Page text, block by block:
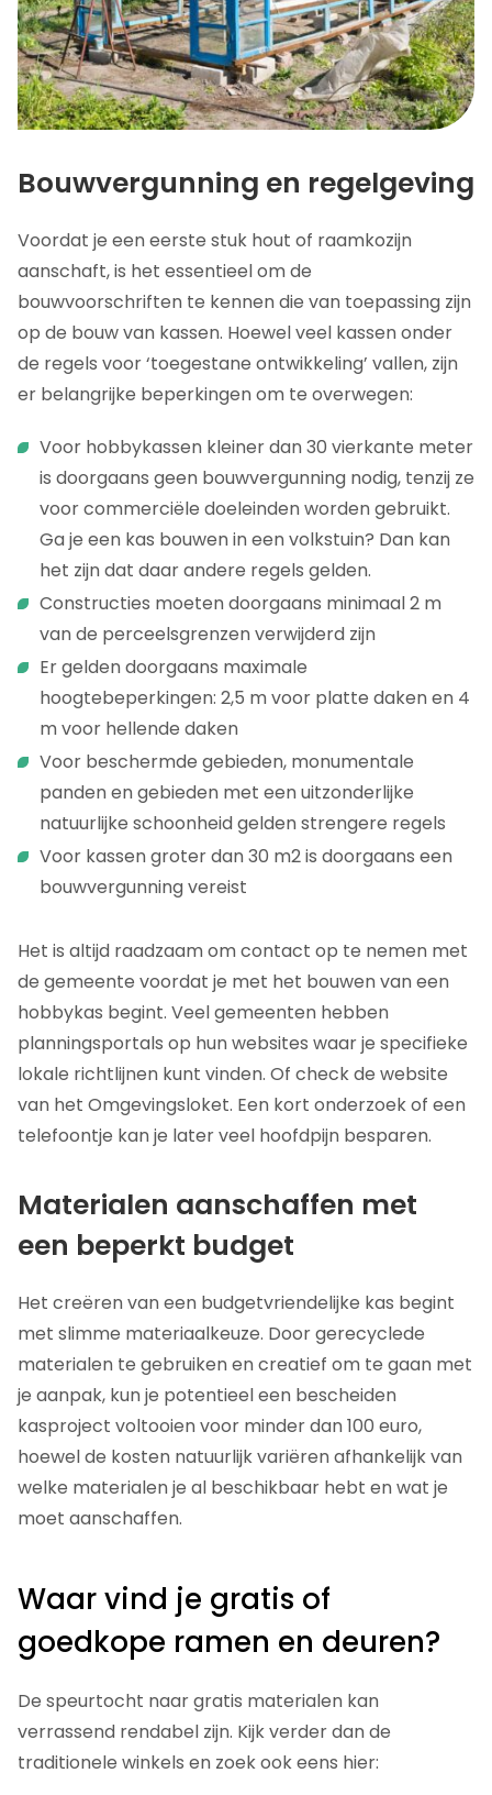
Bouwvergunning en regelgeving
Voordat je een eerste stuk hout of raamkozijn
aanschaft, is het essentieel om de
bouwvoorschriften te kennen die van toepassing zijn
op de bouw van kassen. Hoewel veel kassen onder
de regels voor ‘toegestane ontwikkeling’ vallen, zijn
er belangrijke beperkingen om te overwegen:
Voor hobbykassen kleiner dan 30 vierkante meter
is doorgaans geen bouwvergunning nodig, tenzij ze
voor commerciële doeleinden worden gebruikt.
Ga je een kas bouwen in een volkstuin? Dan kan
het zijn dat daar andere regels gelden.
Constructies moeten doorgaans minimaal 2 m
van de perceelsgrenzen verwijderd zijn
Er gelden doorgaans maximale
hoogtebeperkingen: 2,5 m voor platte daken en 4
m voor hellende daken
Voor beschermde gebieden, monumentale
panden en gebieden met een uitzonderlijke
natuurlijke schoonheid gelden strengere regels
Voor kassen groter dan 30 m2 is doorgaans een
bouwvergunning vereist
Het is altijd raadzaam om contact op te nemen met
de gemeente voordat je met het bouwen van een
hobbykas begint. Veel gemeenten hebben
planningsportals op hun websites waar je specifieke
lokale richtlijnen kunt vinden. Of check de website
van het Omgevingsloket. Een kort onderzoek of een
telefoontje kan je later veel hoofdpijn besparen.
Materialen aanschaffen met
een beperkt budget
Het creëren van een budgetvriendelijke kas begint
met slimme materiaalkeuze. Door gerecyclede
materialen te gebruiken en creatief om te gaan met
je aanpak, kun je potentieel een bescheiden
kasproject voltooien voor minder dan 100 euro,
hoewel de kosten natuurlijk variëren afhankelijk van
welke materialen je al beschikbaar hebt en wat je
moet aanschaffen.
Waar vind je gratis of
goedkope ramen en deuren?
De speurtocht naar gratis materialen kan
verrassend rendabel zijn. Kijk verder dan de
traditionele winkels en zoek ook eens hier: